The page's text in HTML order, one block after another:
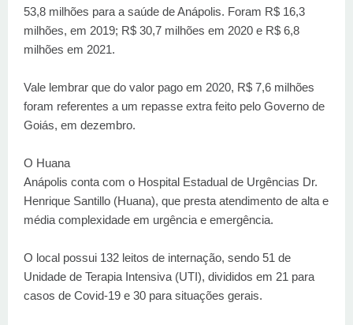
53,8 milhões para a saúde de Anápolis. Foram R$ 16,3
milhões, em 2019; R$ 30,7 milhões em 2020 e R$ 6,8
milhões em 2021.
Vale lembrar que do valor pago em 2020, R$ 7,6 milhões
foram referentes a um repasse extra feito pelo Governo de
Goiás, em dezembro.
O Huana
Anápolis conta com o Hospital Estadual de Urgências Dr.
Henrique Santillo (Huana), que presta atendimento de alta e
média complexidade em urgência e emergência.
O local possui 132 leitos de internação, sendo 51 de
Unidade de Terapia Intensiva (UTI), divididos em 21 para
casos de Covid-19 e 30 para situações gerais.